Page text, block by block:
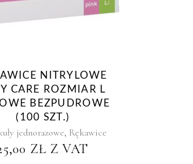
NITRYLOWE
CARE ROZMIAR L
BEZPUDROWE
(100 SZT.)
jednorazowe, Rękawice
ZŁ Z VAT